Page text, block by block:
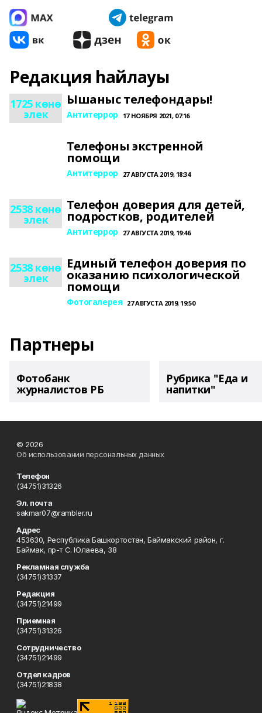
Редакция һайлауы
1725 көнө
элек
Ышаныс телефондары!
Антитеррор 17 НОЯБРЯ 2021, 07:16
Телефоны экстренной
помощи
Антитеррор 27 АВГУСТА 2019, 18:34
2538 көнө
элек
Телефон доверия для детей,
подростков, родителей
Антитеррор 27 АВГУСТА 2019, 19:46
2538 көнө
элек
Единый телефон доверия по
оказанию психологической
помощи
Фотогалерея 27 АВГУСТА 2019, 19:50
Партнеры
Фотобанк
журналистов РБ
Рубрика "Еда и
напитки"
© 2026
Об использовании персональных данных
Телефон
(34751)31326
Эл. почта
sakmar07@rambler.ru
Адрес
453630, Республика Башкортостан, Баймакский район, г.
Баймак, пр-т С. Юлаева, 38
Рекламная служба
(34751)31337
Редакция
(34751)21499
Приемная
(34751)31326
Сотрудничество
(34751)21499
Отдел кадров
(34751)21838